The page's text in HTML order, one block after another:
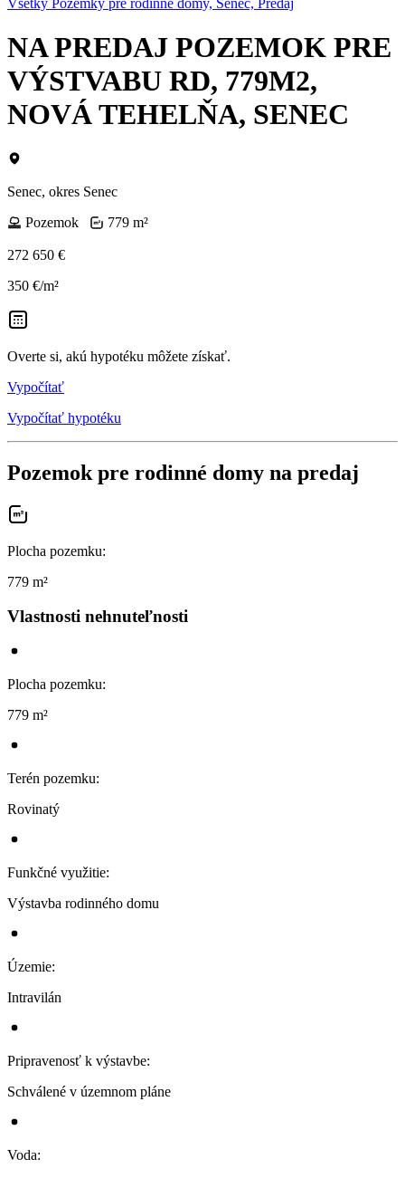
Všetky Pozemky pre rodinné domy, Senec, Predaj
NA PREDAJ POZEMOK PRE
VÝSTVABU RD, 779M2,
NOVÁ TEHELŇA, SENEC
Senec, okres Senec
Pozemok
779 m²
272 650 €
350 €/m²
Overte si, akú hypotéku môžete získať.
Vypočítať
Vypočítať hypotéku
Pozemok pre rodinné domy na predaj
Plocha pozemku:
779 m²
Vlastnosti nehnuteľnosti
Plocha pozemku:
779 m²
Terén pozemku:
Rovinatý
Funkčné využitie:
Výstavba rodinného domu
Územie:
Intravilán
Pripravenosť k výstavbe:
Schválené v územnom pláne
Voda: